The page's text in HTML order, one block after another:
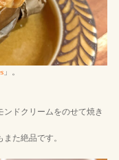
」。
ドクリームをのせて焼き
た絶品です。